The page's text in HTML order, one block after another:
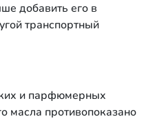
добавить его в
транспортный
и парфюмерных
масла противопоказано